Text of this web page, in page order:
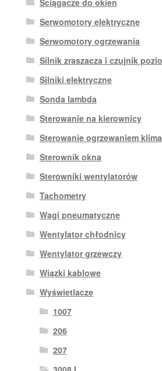
Ściągacze do okien
Serwomotory elektryczne
Serwomotory ogrzewania
Silnik zraszacza i czujnik
Silniki elektryczne
Sonda lambda
Sterowanie na kierownicy
Sterowanie ogrzewaniem
Sterownik okna
Sterowniki wentylatorów
Tachometry
Wagi pneumatyczne
Wentylator chłodnicy
Wentylator grzewczy
Wiązki kablowe
Wyświetlacze
1007
206
207